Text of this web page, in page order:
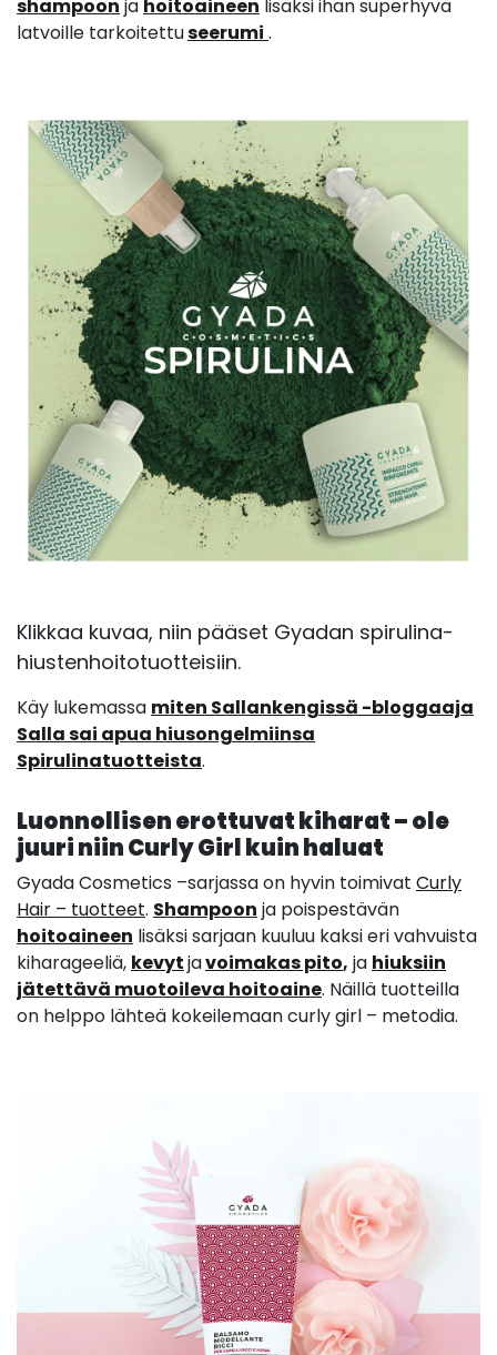
shampoon ja hoitoaineen lisäksi ihan superhyvä
latvoille tarkoitettuseerumi .
Klikkaa kuvaa, niin pääset Gyadan spirulina-
hiustenhoitotuotteisiin.
Käy lukemassa miten Sallankengissä -bloggaaja
Salla sai apua hiusongelmiinsa
Spirulinatuotteista.
Luonnollisen erottuvat kiharat – ole
juuri niin Curly Girl kuin haluat
Gyada Cosmetics –sarjassa on hyvin toimivat Curly
Hair – tuotteet. Shampoon ja poispestävän
hoitoaineen lisäksi sarjaan kuuluu kaksi eri vahvuista
kiharageeliä, kevytjavoimakas pito, ja hiuksiin
jätettävä muotoileva hoitoaine. Näillä tuotteilla
on helppo lähteä kokeilemaan curly girl – metodia.